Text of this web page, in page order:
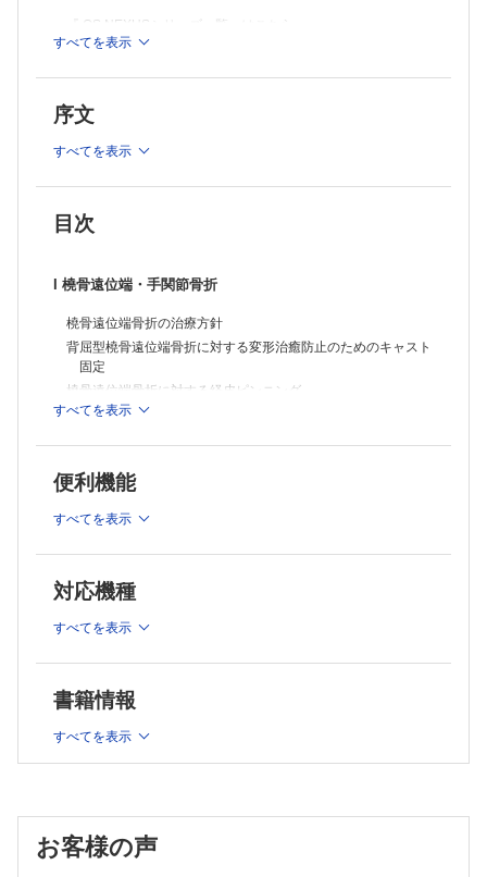
OS NEXUSシリーズ一覧
すべてを表示
序文
すべてを表示
目次
I 橈骨遠位端・手関節骨折
橈骨遠位端骨折の治療方針
背屈型橈骨遠位端骨折に対する変形治癒防止のためのキャスト
固定
橈骨遠位端骨折に対する経皮ピンニング
橈骨遠位端骨折に対する掌側ロッキングプレート固定術
による鏡視下整復・固定術
II 肘関節周囲・肘関節骨折
橈骨頭・頚部骨折に対する人工橈骨頭置換術
上腕骨遠位端関節内骨折に対するプレート固定術
上腕骨外科頚骨折に対する骨接合術
肩関節脱臼骨折に対する人工肩関節置換術（RTSA）
鎖骨骨幹部骨折に対する髄内スクリュー固定
すべてを表示
便利機能
すべてを表示
対応機種
すべてを表示
書籍情報
すべてを表示
お客様の声